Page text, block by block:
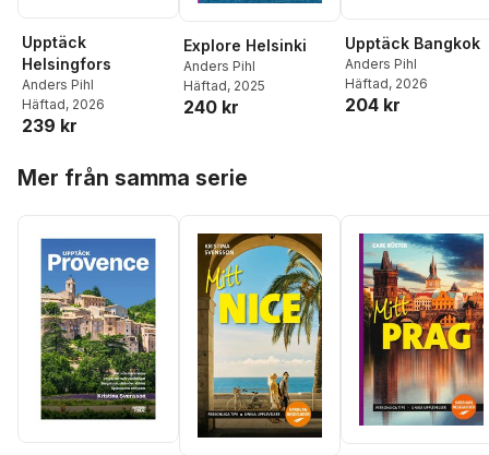
Upptäck
Helsingfors
Anders Pihl
Häftad, 2026
239 kr
Explore Helsinki
Anders Pihl
Häftad, 2025
240 kr
Upptäck Bangkok
Anders Pihl
Häftad, 2026
204 kr
Mer från samma serie